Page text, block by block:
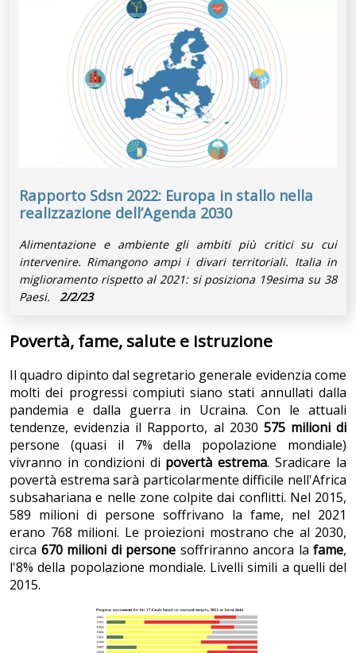
Rapporto Sdsn 2022: Europa in stallo nella
realizzazione dell’Agenda 2030
Alimentazione e ambiente gli ambiti più critici su cui
intervenire. Rimangono ampi i divari territoriali. Italia in
miglioramento rispetto al 2021: si posiziona 19esima su 38
Paesi. 2/2/23
Povertà, fame, salute e istruzione
Il quadro dipinto dal segretario generale evidenzia come
molti dei progressi compiuti siano stati annullati dalla
pandemia e dalla guerra in Ucraina. Con le attuali
tendenze, evidenzia il Rapporto, al 2030 575 milioni di
persone (quasi il 7% della popolazione mondiale)
vivranno in condizioni di povertà estrema. Sradicare la
povertà estrema sarà particolarmente difficile nell'Africa
subsahariana e nelle zone colpite dai conflitti. Nel 2015,
589 milioni di persone soffrivano la fame, nel 2021
erano 768 milioni. Le proiezioni mostrano che al 2030,
circa 670 milioni di persone soffriranno ancora la fame,
l'8% della popolazione mondiale. Livelli simili a quelli del
2015.